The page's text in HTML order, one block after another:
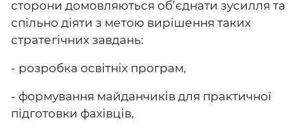
сторони домовляються об’єднати зусилля та
спільно діяти з метою вирішення таких
стратегічних завдань:
- розробка освітніх програм,
- формування майданчиків для практичної
підготовки фахівців,